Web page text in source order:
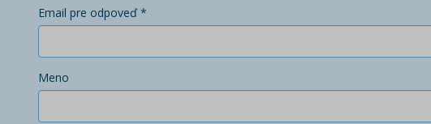
Email pre odpoveď *
Meno